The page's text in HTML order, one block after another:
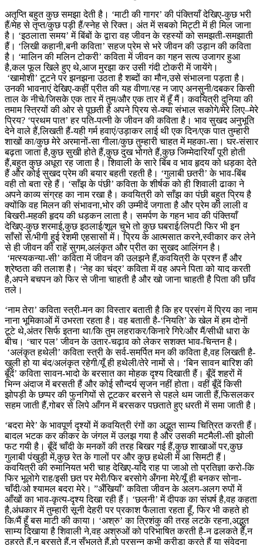
अतृप्ति बहुत कुछ समझा देती है। ‘माटी की गागर’ की पंक्तियाँ देखिए-कुछ भरी
हैं/मेह से तृप्त/कुछ पड़ी हैं/स्नेह से रिक्त। अंत में सबको मिट्टी में ही मिल जाना
है। ‘इठलाता समय’ में बिंबों के द्वारा वह जीवन के रहस्यों को समझती-समझाती
हैं। ‘लिखी कहानी,बनी कविता’ सहज प्रेम से भरे जीवन की उड़ान की कविता
है। ‘मालिन की मलिन टोकरी’ कविता में जीवन का गहन सत्य उजागर हुआ
है,कल फूल खिले हुए थे,आज मुरझा कर उसी गंदी टोकरी में जायेंगे।
‘खामोशी’ टूटने पर झनझना उठता है शब्दों का मौन,उसे संभालना पड़ता है।
उनकी भावनाएं देखिए-कहीं प्रीत की यह वीणा/रह न जाए अनसुनी/दबकर किसी
ताल के नीचे/जिसके एक तार में तुम/और एक तार में हूँ मैं। कवयित्री दुनिया की
तमाम स्त्रियों की ओर से पूछती है अपने प्रिय से-क्या संभाल सकोगे/मेरे लिए–मेरे
प्रिय? ‘प्रथम पात’ हर पति-पत्नी के जीवन की कविता है। भाव सुखद अनुभूति
देने वाले हैं,लिखती हैं-यही गर्म हवाएं/उड़ाकर लाई थी एक दिन/एक पात तुम्हारी
शाखों का/कुछ मेरे अरमानों-सा गीला/कुछ तुम्हारी चाहत में महका-सा। घर-संसार
बढ़ता जाता है,कुछ सुखी होते हैं,कुछ दुख भोगते हैं,कुछ जिम्मेदारियाँ पूरी होती
हैं,बहुत कुछ अधूरा रह जाता है। शिवाली के सारे बिंब व भाव हृदय को धड़का देते
हैं और कोई सुखद प्रेम की बयार बहती रहती है। ‘गुलाबी छतरी’ के भाव-बिंब
वही तो बता रहे हैं। ‘साँझ के पंछी’ कविता के शीर्षक को ही शिवाली ढाका ने
अपने काव्य संग्रह का नाम रखा है। कवयित्री को साँझ का पंछी बहुत प्रिय है
क्योंकि वह मिलन की संभावना,भोर की उम्मीदें जगाता है और प्रेम की लाली व
बिखरी-महकी हृदय की धड़कन लाता है। समर्पण के गहन भाव की पंक्तियाँ
देखिए-कुछ शरमाई,कुछ इठलाई/शूल चुभे तो कुछ घबराई/लिपटी फिर भी इन
साँसों से/भीगी हुई रेशमी एहसासों में। प्रिय के आत्मसात करने,स्वीकार कर लेने
से ही जीवन की राहें सुगम,अलंकृत और प्रीत का सुखद आलिंगन है।
‘मत्स्यकन्या-सी’ कविता में जीवन की उलझने हैं,कवयित्री के प्रश्न हैं और
श्रेष्ठता की तलाश है। ‘नेह का चंद्र’ कविता में वह अपने पिता को याद करती
है,अपने बचपन को फिर से जीना चाहती है और खो जाना चाहती है पिता की छाँव
तले।
‘नाम तेरा’ कविता स्त्री-मन का विस्तार बताती है कि हर प्रसंग में प्रिय का नाम
नाना भूमिकाओं में उभरता रहता है। वह बताती है-‘नियति’ के खेल में हम दोनों
टूटे थे,अंतर सिर्फ इतना था/कि तुम लहराकर/किनारे गिरे/और मैं/सीधी धारा के
बीच। ‘चार पल’ जीवन के उतार-चढ़ाव को लेकर सशक्त भाव-चिन्तन है।
‘अलंकृत हथेली’ कविता स्त्री के सर्व-समर्पित मन की कविता है,वह लिखती है-
खुली हो या बंद/अलंकृत रहेगी/यूँ ही हथेली/तेरे नामों से। ‘बिन सावन बारिश की
बूँदें’ कविता सावन-भादो के बरसात का मोहक दृश्य दिखाती हैं। बूँदें शहरों में
भिन्न अंदाज में बरसती हैं और कोई सौन्दर्य सृजन नहीं होता। वहीं बूँदें किसी
झोपड़ी के छप्पर की फुनगियों से टूटकर बरसने से पहले थम जाती हैं,फिसलकर
सहम जाती हैं,गोबर से लिपे आँगन में बरसकर पछताते हुए धरती में समा जाती है।
‘बदरा मेरे’ के भावपूर्ण दृश्यों में कवयित्री रंगों का अद्भुत साम्य चित्रित करती हैं।
बादल भटक कर कीकर के जंगल में उलझ गया है और उसकी मटमैली-सी झोली
फट गयी है। बूँदें चाँदी के मनकों की तरह बिखर गई हैं,कुछ शाखाओं पर,कुछ
गुलाबी पंखुड़ी में,कुछ रेत के गालों पर और कुछ हथेली में आ सिमटी हैं।
कवयित्री की रुमानियत भरी चाह देखिए-यदि राह पा जाओ तो प्रतिज्ञा करो-कि
फिर भूलोगे राह/इसी छत पर मेरी/फिर बरसोगे अँगना मेरे/यूँ ही बनकर सोना-
चाँदी/ओ श्यामल बदरा मेरे। ”अँखियाँ’ कविता जीवन के अलग-अलग रुपों में
आँखों का भाव-कृत्य-दृश्य दिखा रही हैं। ‘छलनी’ में दीपक का संघर्ष है,वह कहता
है,अंधकार में तुम्हारी सूनी देहरी पर प्रकाश फैलाता रहता हूँ, फिर भी कहते हो
कि/मैं हूँ बस माटी की काया। ‘अश्रु’ का त्रिशंकु की तरह लटके रहना,अद्भुत
साम्य दिखाया है शिवाली ने,वह अश्रुओं को परिभाषित करती है-न ढलकते हैं,न
ठहरते हैं,न बरसते हैं,न सँभलते हैं,हो प्रसन्न कभी क्रीड़ा करते हैं या संवेदना